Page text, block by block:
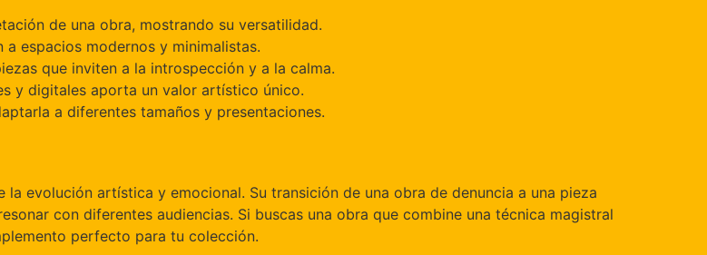
de una obra, mostrando su versatilidad.
espacios modernos y minimalistas.
que inviten a la introspección y a la calma.
y digitales aporta un valor artístico único.
a diferentes tamaños y presentaciones.
la evolución artística y emocional. Su transición de una obra de denuncia a una pieza
con diferentes audiencias. Si buscas una obra que combine una técnica magistral
perfecto para tu colección.